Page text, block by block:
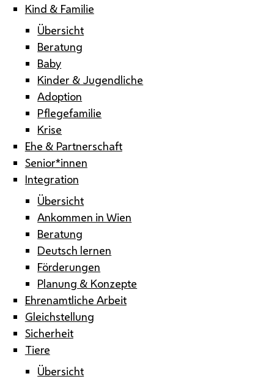
Kind & Familie
Übersicht
Beratung
Baby
Kinder & Jugendliche
Adoption
Pflegefamilie
Krise
Ehe & Partnerschaft
Senior*innen
Integration
Übersicht
Ankommen in Wien
Beratung
Deutsch lernen
Förderungen
Planung & Konzepte
Ehrenamtliche Arbeit
Gleichstellung
Sicherheit
Tiere
Übersicht